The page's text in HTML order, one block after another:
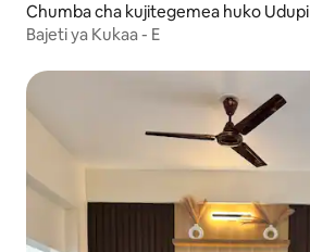
Chumba cha kujitegemea huko Udupi
Bajeti ya Kukaa - E